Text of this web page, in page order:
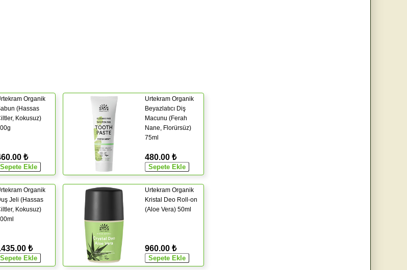
Organik
(Hassas
Kokusuz)
₺
Urtekram Organik
Beyazlatıcı Diş
Macunu (Ferah
Nane, Florürsüz)
75ml
480.00 ₺
Organik
Jeli (Hassas
Kokusuz)
₺
Urtekram Organik
Kristal Deo Roll-on
(Aloe Vera) 50ml
960.00 ₺